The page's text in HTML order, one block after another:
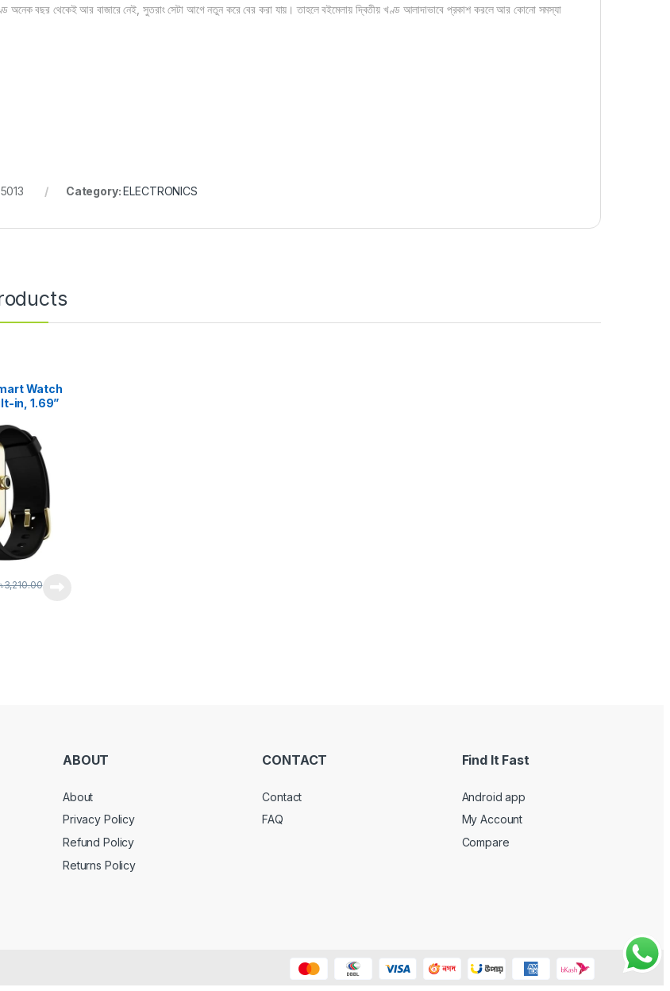
অনেক বছর থেকেই আর বাজারে নেই, সুতরাং সেটা আগে নতুন করে বের করা যায়। তাহলে বইমেলায় দ্বিতীয় খণ্ড আলাদাভাবে প্রকাশ করলে আর কোনো সমস্যা
Category:ELECTRONICS
Watch
in, 1.69”
& SpO2
Sports
5
৳3,210.00
ABOUT
About
Privacy Policy
Refund Policy
Returns Policy
CONTACT
Contact
FAQ
Find It Fast
Android app
My Account
Compare